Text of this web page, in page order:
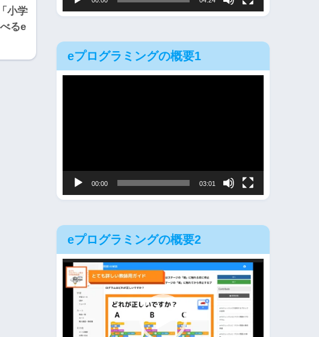
小学
るe
eプログラミングの概要1
ヤ
00:00 03:01
eプログラミングの概要2
動
画